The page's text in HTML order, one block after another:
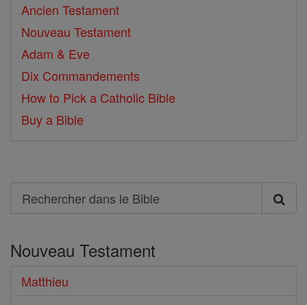
Ancien Testament
Nouveau Testament
Adam & Eve
Dix Commandements
How to Pick a Catholic Bible
Buy a Bible
Search
Rechercher
le
Bible
Nouveau Testament
Matthieu